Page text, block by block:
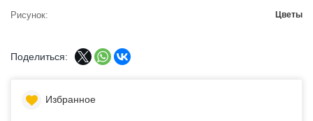
Рисунок Цветы
Поделиться:
Избранное